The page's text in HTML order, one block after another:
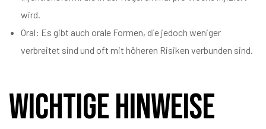
wird.
Oral: Es gibt auch orale Formen, die jedoch weniger
verbreitet sind und oft mit höheren Risiken verbunden sind.
Wichtige Hinweise